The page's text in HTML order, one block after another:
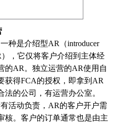
种是介绍型AR（introducer
），它仅将客户介绍到主体经
的AR。独立运营的AR使用自
获得FCA的授权，即拿到AR
的公司，有运营办公室。
活动负责，AR的客户开户需
核。客户的订单通常也是由主